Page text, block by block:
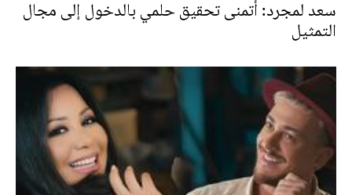
سعد لمجرد: أتمنى تحقيق حلمي بالدخول إلى مجال
التمثيل